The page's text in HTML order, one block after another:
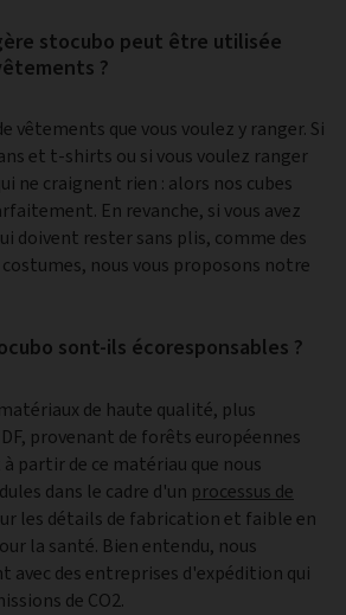
stocubo peut être utilisée
?
vêtements que vous voulez y ranger. Si
et t-shirts ou si vous voulez ranger
ne craignent rien : alors nos cubes
En revanche, si vous avez
doivent rester sans plis, comme des
nous vous proposons notre
sont-ils écoresponsables ?
de haute qualité, plus
provenant de forêts européennes
partir de ce matériau que nous
dans le cadre d'un processus de
les détails de fabrication et faible en
la santé. Bien entendu, nous
avec des entreprises d'expédition qui
de CO2.